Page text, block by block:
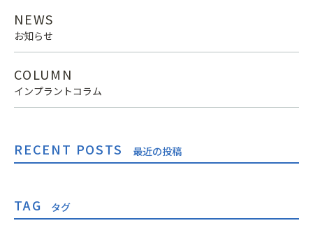
NEWS
お知らせ
COLUMN
インプラントコラム
RECENT POSTS 最近の投稿
TAG タグ